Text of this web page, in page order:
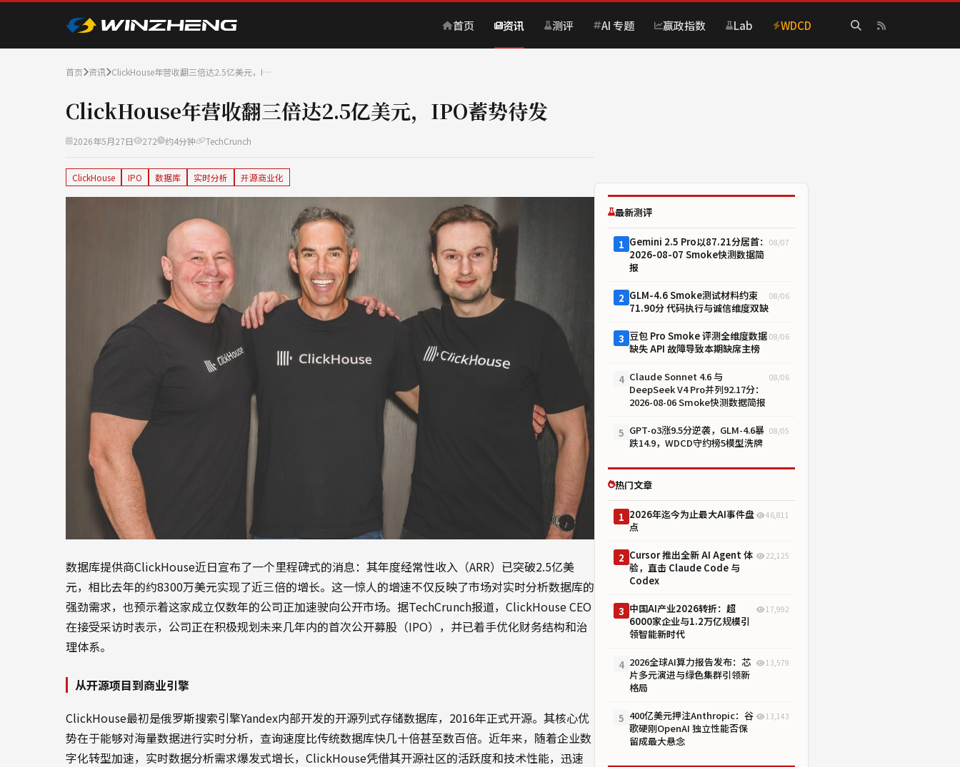
首页 资讯 测评 AI 专题 赢政指数 Lab WDCD
首页 资讯 ClickHouse年营收翻三倍达2.5亿美元，I…
ClickHouse年营收翻三倍达2.5亿美元，IPO蓄势待发
2026年5月27日 272 约4分钟 TechCrunch
ClickHouse IPO 数据库 实时分析 开源商业化
数据库提供商ClickHouse近日宣布了一个里程碑式的消息：其年度经常性收入（ARR）已突破2.5亿美
元，相比去年的约8300万美元实现了近三倍的增长。这一惊人的增速不仅反映了市场对实时分析数据库的
强劲需求，也预示着这家成立仅数年的公司正加速驶向公开市场。据TechCrunch报道，ClickHouse CEO
在接受采访时表示，公司正在积极规划未来几年内的首次公开募股（IPO），并已着手优化财务结构和治
理体系。
从开源项目到商业引擎
ClickHouse最初是俄罗斯搜索引擎Yandex内部开发的开源列式存储数据库，2016年正式开源。其核心优
势在于能够对海量数据进行实时分析，查询速度比传统数据库快几十倍甚至数百倍。近年来，随着企业数
字化转型加速，实时数据分析需求爆发式增长，ClickHouse凭借其开源社区的活跃度和技术性能，迅速
最新测评
1 Gemini 2.5 Pro以87.21分居首：
2026-08-07 Smoke快测数据简
报
08/07
2 GLM-4.6 Smoke测试材料约束
71.90分 代码执行与诚信维度双缺
08/06
3 豆包 Pro Smoke 评测全维度数据
缺失 API 故障导致本期缺席主榜
08/06
4 Claude Sonnet 4.6 与
DeepSeek V4 Pro并列92.17分：
2026-08-06 Smoke快测数据简报
08/06
5 GPT-o3涨9.5分逆袭，GLM-4.6暴
跌14.9，WDCD守约榜5模型洗牌
08/05
热门文章
1 2026年迄今为止最大AI事件盘
点
46,811
2 Cursor 推出全新 AI Agent 体
验，直击 Claude Code 与
Codex
22,125
3 中国AI产业2026转折：超
6000家企业与1.2万亿规模引
领智能新时代
17,992
4 2026全球AI算力报告发布：芯
片多元演进与绿色集群引领新
格局
13,579
5 400亿美元押注Anthropic：谷
歌硬刚OpenAI 独立性能否保
留成最大悬念
13,143